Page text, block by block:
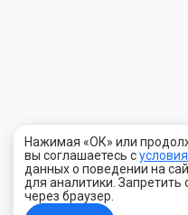
Нажимая «ОК» или
вы соглашаетесь с
данных о поведении на
для аналитики.
через браузер.